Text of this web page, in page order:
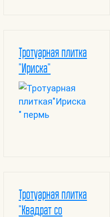
Тротуарная плитка
"Ириска"
Тротуарная плитка
"Квадрат со